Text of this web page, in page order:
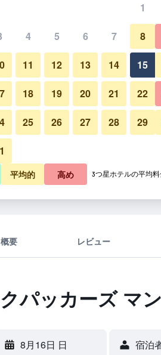
ト
料金を表示
ト
料金を表示
ト
概要 レビュー
パッカーズ マ
8月16日 日 宿泊
1
4 5 6 7 8
11 12 13 14 15
18 19 20 21 22
25 26 27 28 29
平均的 高め 3つ星ホテルの平均料